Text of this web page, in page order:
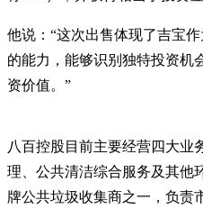
他说：“这次出售体现了吉宝
的能力，能够识别独特投资机
资价值。”
八百控股目前主要经营四大业
理、公共清洁综合服务及其他
牌公共垃圾收集商之一，负责